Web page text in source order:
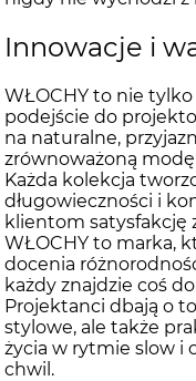
Innowacje i
WŁOCHY to nie
podejście do
na naturalne,
zrównoważoną
Każda kolekcja
długowieczności i
klientom satysfakcję
WŁOCHY to marka,
docenia
każdy znajdzie coś
Projektanci dbają o
stylowe, ale także
życia w rytmie slow i
chwil.